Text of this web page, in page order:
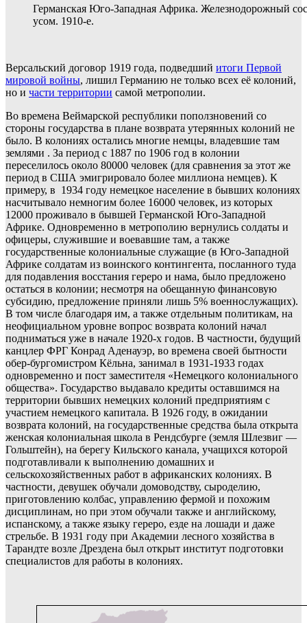
Германская Юго-Западная Африка. Железнодорожный
усом. 1910-е.
Версальский договор 1919 года, подведший итоги Первой
мировой войны, лишил Германию не только всех её колоний,
но и части территории самой метрополии.
Во времена Веймарской республики поползновений со
стороны государства в плане возврата утерянных колоний не
было. В колониях остались многие немцы, владевшие там
землями . За период с 1887 по 1906 год в колонии
переселилось около 80000 человек (для сравнения за этот же
период в США эмигрировало более миллиона немцев). К
примеру, в 1934 году немецкое население в бывших колониях
насчитывало немногим более 16000 человек, из которых
12000 проживало в бывшей Германской Юго-Западной
Африке. Одновременно в метрополию вернулись солдаты и
офицеры, служившие и воевавшие там, а также
государственные колониальные служащие (в Юго-Западной
Африке солдатам из воинского контингента, посланного туда
для подавления восстания гереро и нама, было предложено
остаться в колонии; несмотря на обещанную финансовую
субсидию, предложение приняли лишь 5% военнослужащих).
В том числе благодаря им, а также отдельным политикам, на
неофициальном уровне вопрос возврата колоний начал
подниматься уже в начале 1920-х годов. В частности, будущий
канцлер ФРГ Конрад Аденауэр, во времена своей бытности
обер-бургомистром Кёльна, занимал в 1931-1933 годах
одновременно и пост заместителя «Немецкого колониального
общества». Государство выдавало кредиты оставшимся на
территории бывших немецких колоний предприятиям с
участием немецкого капитала. В 1926 году, в ожидании
возврата колоний, на государственные средства была открыта
женская колониальная школа в Рендсбурге (земля Шлезвиг —
Гольштейн), на берегу Кильского канала, учащихся которой
подготавливали к выполнению домашних и
сельскохозяйственных работ в африканских колониях. В
частности, девушек обучали домоводству, сыроделию,
приготовлению колбас, управлению фермой и похожим
дисциплинам, но при этом обучали также и английскому,
испанскому, а также языку гереро, езде на лошади и даже
стрельбе. В 1931 году при Академии лесного хозяйства в
Тарандте возле Дрездена был открыт институт подготовки
специалистов для работы в колониях.